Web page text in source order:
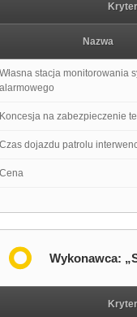
Nazwa
Własna stacja monitorowania
alarmowego
Koncesja na zabezpieczenie
Czas dojazdu patrolu
Cena
Wykonawca: